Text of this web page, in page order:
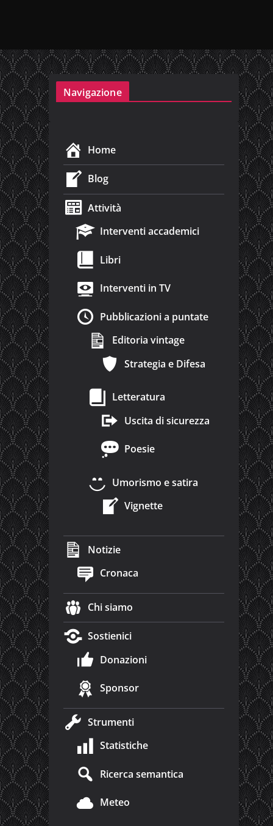
Navigazione
Home
Blog
Attività
Interventi accademici
Libri
Interventi in TV
Pubblicazioni a puntate
Editoria vintage
Strategia e Difesa
Letteratura
Uscita di sicurezza
Poesie
Umorismo e satira
Vignette
Notizie
Cronaca
Chi siamo
Sostienici
Donazioni
Sponsor
Strumenti
Statistiche
Ricerca semantica
Meteo